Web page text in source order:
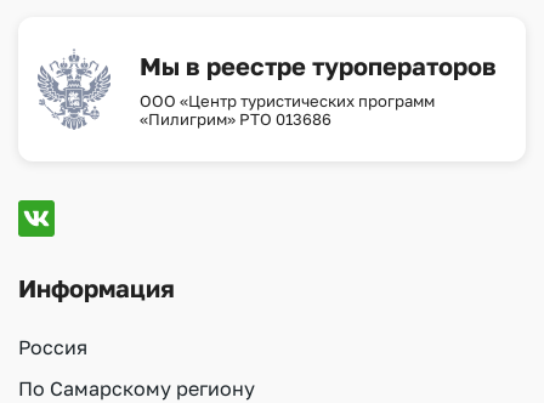
Мы в реестре туроператоров
ООО «Центр туристических программ
«Пилигрим» РТО 013686
Информация
Россия
По Самарскому региону